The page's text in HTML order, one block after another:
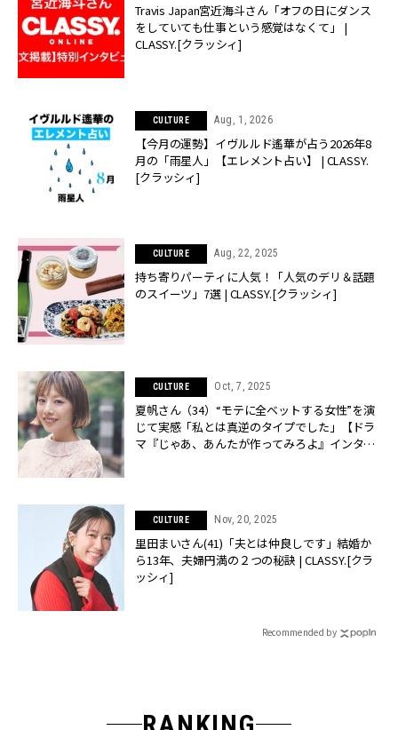
Travis Japan宮近海斗さん「オフの日にダンス
をしていても仕事という感覚はなくて」 |
CLASSY.[クラッシィ]
CULTURE Aug, 1, 2026
【今月の運勢】イヴルルド遙華が占う2026年8
月の「雨星人」【エレメント占い】 | CLASSY.
[クラッシィ]
CULTURE Aug, 22, 2025
持ち寄りパーティに人気！「人気のデリ＆話題
のスイーツ」7選 | CLASSY.[クラッシィ]
CULTURE Oct, 7, 2025
夏帆さん（34）“モテに全ベットする女性”を演
じて実感「私とは真逆のタイプでした」【ドラ
マ『じゃあ、あんたが作ってみろよ』インタビ
CULTURE Nov, 20, 2025
里田まいさん(41)「夫とは仲良しです」結婚か
ら13年、夫婦円満の２つの秘訣 | CLASSY.[クラ
ッシィ]
Recommended by